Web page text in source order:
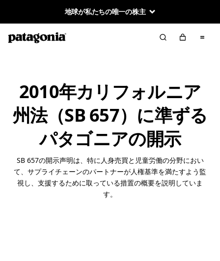
地球が私たちの唯一の株主
2010年カリフォルニア
州法（SB 657）に準ずる
パタゴニアの開示
SB 657の開示声明は、特に人身売買と児童労働の分野におい
て、サプライチェーンのパートナーが人権基準を満たすよう監
視し、支援するために取っている措置の概要を説明していま
す。